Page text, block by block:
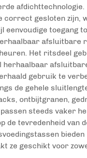
correct gesloten zijn,
eenvoudige toegang
afsluitbare
Het ritsdeel
gebruik te
de gehele
ontbijtgranen,
steeds vaker
de tevredenheid
ze geschikt voor